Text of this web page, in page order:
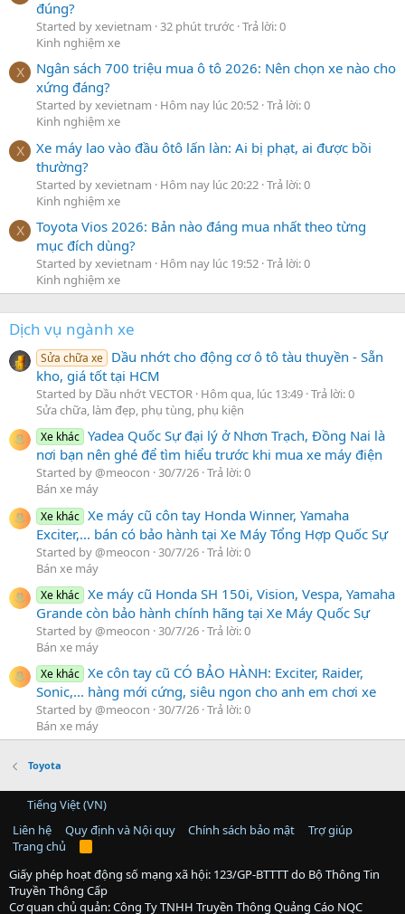
đúng?
Started by xevietnam 32 phút trước Trả lời: 0
Kinh nghiệm xe
X
Ngân sách 700 triệu mua ô tô 2026: Nên chọn xe nào cho
xứng đáng?
Started by xevietnam Hôm nay lúc 20:52 Trả lời: 0
Kinh nghiệm xe
X
Xe máy lao vào đầu ôtô lấn làn: Ai bị phạt, ai được bồi
thường?
Started by xevietnam Hôm nay lúc 20:22 Trả lời: 0
Kinh nghiệm xe
X
Toyota Vios 2026: Bản nào đáng mua nhất theo từng
mục đích dùng?
Started by xevietnam Hôm nay lúc 19:52 Trả lời: 0
Kinh nghiệm xe
Dịch vụ ngành xe
Sửa chữa xe Dầu nhớt cho động cơ ô tô tàu thuyền - Sẵn
kho, giá tốt tại HCM
Started by Dầu nhớt VECTOR Hôm qua, lúc 13:49 Trả lời: 0
Sửa chữa, làm đẹp, phụ tùng, phụ kiện
Xe khác Yadea Quốc Sự đại lý ở Nhơn Trạch, Đồng Nai là
nơi bạn nên ghé để tìm hiểu trước khi mua xe máy điện
Started by @meocon 30/7/26 Trả lời: 0
Bán xe máy
Xe khác Xe máy cũ côn tay Honda Winner, Yamaha
Exciter,... bán có bảo hành tại Xe Máy Tổng Hợp Quốc Sự
Started by @meocon 30/7/26 Trả lời: 0
Bán xe máy
Xe khác Xe máy cũ Honda SH 150i, Vision, Vespa, Yamaha
Grande còn bảo hành chính hãng tại Xe Máy Quốc Sự
Started by @meocon 30/7/26 Trả lời: 0
Bán xe máy
Xe khác Xe côn tay cũ CÓ BẢO HÀNH: Exciter, Raider,
Sonic,... hàng mới cứng, siêu ngon cho anh em chơi xe
Started by @meocon 30/7/26 Trả lời: 0
Bán xe máy
Toyota
Tiếng Việt (VN)
Liên hệ
Quy định và Nội quy Chính sách bảo mật
Trợ giúp
Trang chủ
R
S
Giấy phép hoạt động số mạng xã hội: 123/GP-BTTTT do Bộ Thông Tin
Truyền Thông Cấp
Cơ quan chủ quản: Công Ty TNHH Truyền Thông Quảng Cáo NQC